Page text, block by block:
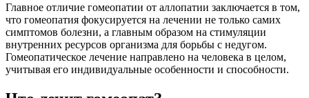
Главное отличие гомеопатии от аллопатии заключается в том,
что гомеопатия фокусируется на лечении не только самих
симптомов болезни, а главным образом на стимуляции
внутренних ресурсов организма для борьбы с недугом.
Гомеопатическое лечение направлено на человека в целом,
учитывая его индивидуальные особенности и способности.